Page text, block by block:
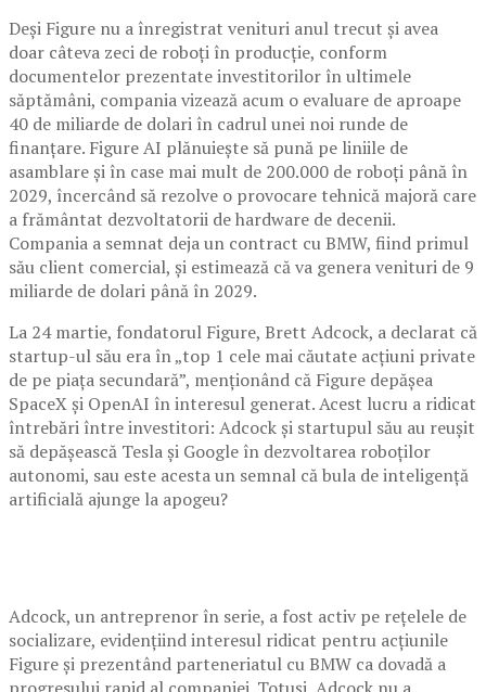
Deși Figure nu a înregistrat venituri anul trecut și avea
doar câteva zeci de roboți în producție, conform
documentelor prezentate investitorilor în ultimele
săptămâni, compania vizează acum o evaluare de aproape
40 de miliarde de dolari în cadrul unei noi runde de
finanțare. Figure AI plănuiește să pună pe liniile de
asamblare și în case mai mult de 200.000 de roboți până în
2029, încercând să rezolve o provocare tehnică majoră care
a frământat dezvoltatorii de hardware de decenii.
Compania a semnat deja un contract cu BMW, fiind primul
său client comercial, și estimează că va genera venituri de 9
miliarde de dolari până în 2029.
La 24 martie, fondatorul Figure, Brett Adcock, a declarat că
startup-ul său era în „top 1 cele mai căutate acțiuni private
de pe piața secundară”, menționând că Figure depășea
SpaceX și OpenAI în interesul generat. Acest lucru a ridicat
întrebări între investitori: Adcock și startupul său au reușit
să depășească Tesla și Google în dezvoltarea roboților
autonomi, sau este acesta un semnal că bula de inteligență
artificială ajunge la apogeu?
Adcock, un antreprenor în serie, a fost activ pe rețelele de
socializare, evidențiind interesul ridicat pentru acțiunile
Figure și prezentând parteneriatul cu BMW ca dovadă a
progresului rapid al companiei. Totuși, Adcock nu a